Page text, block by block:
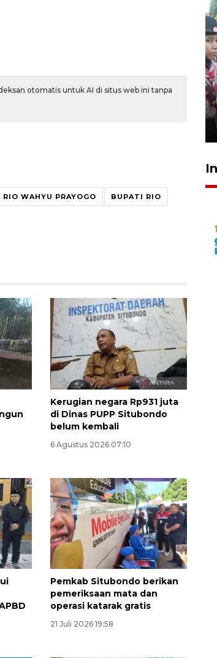
otomatis untuk AI di situs web ini tanpa
RIO WAHYU PRAYOGO BUPATI RIO
Kerugian negara Rp931 juta
di Dinas PUPP Situbondo
belum kembali
6 Agustus 2026 07:10
Pemkab Situbondo berikan
pemeriksaan mata dan
operasi katarak gratis
21 Juli 2026 19:58
Desa Tangguh Bencana di
Vaksin HPV untuk siswa laki-
laki
2026-08-06 06:30:00